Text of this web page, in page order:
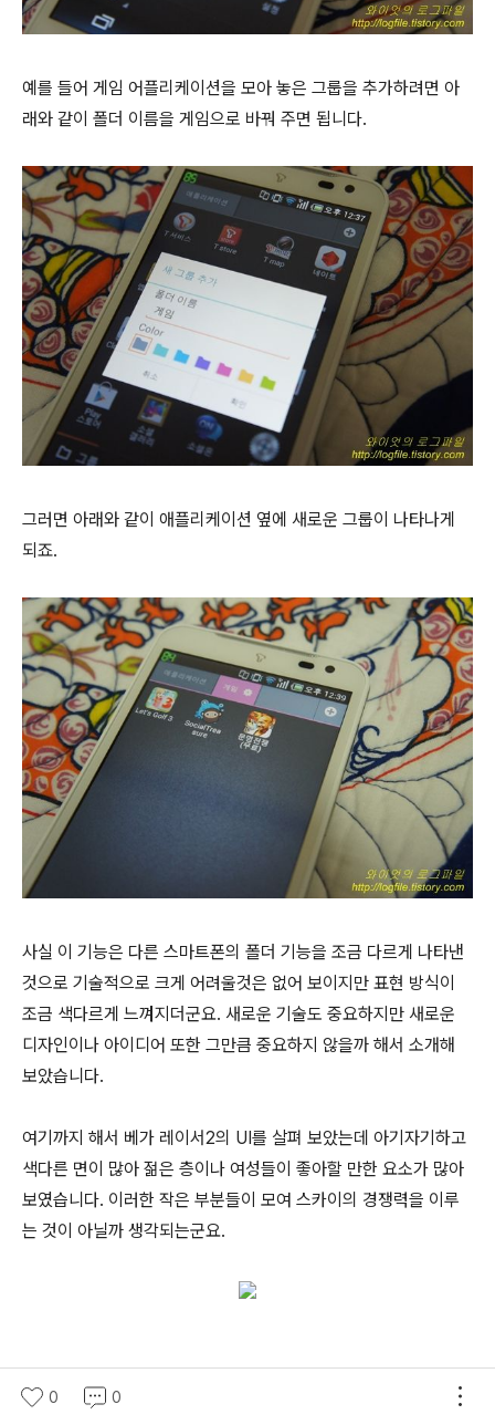
예를 들어 게임 어플리케이션을 모아 놓은 그룹을 추가하려면 아
래와 같이 폴더 이름을 게임으로 바꿔 주면 됩니다.
그러면 아래와 같이 애플리케이션 옆에 새로운 그룹이 나타나게
되죠.
사실 이 기능은 다른 스마트폰의 폴더 기능을 조금 다르게 나타낸
것으로 기술적으로 크게 어려울것은 없어 보이지만 표현 방식이
조금 색다르게 느껴지더군요. 새로운 기술도 중요하지만 새로운
디자인이나 아이디어 또한 그만큼 중요하지 않을까 해서 소개해
보았습니다.
여기까지 해서 베가 레이서2의 UI를 살펴 보았는데 아기자기하고
색다른 면이 많아 젊은 층이나 여성들이 좋아할 만한 요소가 많아
보였습니다. 이러한 작은 부분들이 모여 스카이의 경쟁력을 이루
는 것이 아닐까 생각되는군요.
0 0